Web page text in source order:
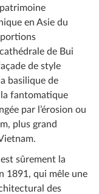
en Asie du
de Bui
de style
basilique de
la fantomatique
par l’érosion ou
plus grand
sûrement la
1891, qui mêle une
des